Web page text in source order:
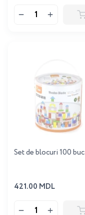
Set de blocuri 100 buc
421.00 MDL